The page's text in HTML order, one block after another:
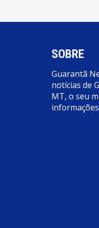
SOBRE
Guarantã
notícias de
MT, o seu